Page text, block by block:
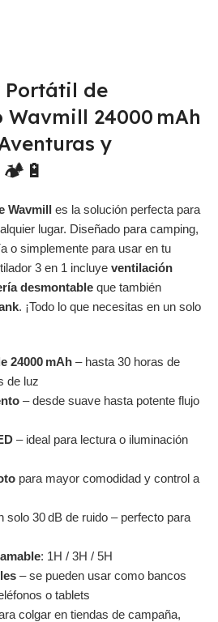
de
Wavmill 24000 mAh
y
🏕️🔋
Wavmill es la solución perfecta para
lugar. Diseñado para camping,
o simplemente para usar en tu
3 en 1 incluye ventilación
desmontable que también
. ¡Todo lo que necesitas en un solo
24000 mAh – hasta 30 horas de
de luz
– desde suave hasta potente flujo
– ideal para lectura o iluminación
para mayor comodidad y control a
solo 30 dB de ruido – perfecto para
: 1H / 3H / 5H
– se pueden usar como bancos
o tablets
colgar en tiendas de campaña,